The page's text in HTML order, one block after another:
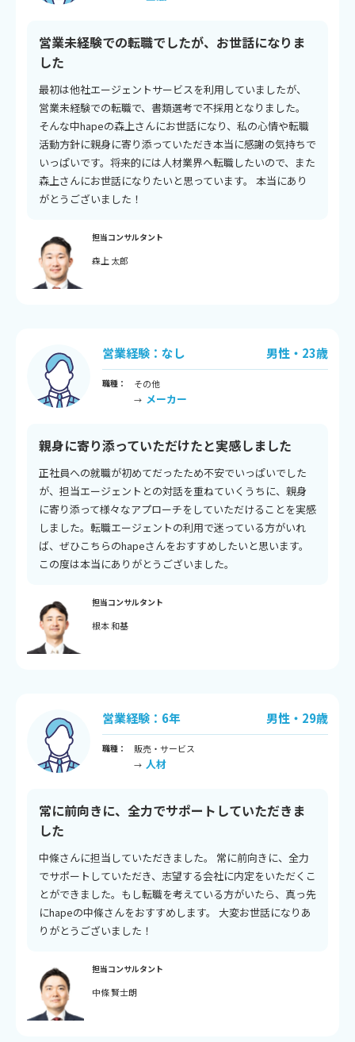
営業未経験での転職でしたが、お世話になりま
した
最初は他社エージェントサービスを利用していましたが、
営業未経験での転職で、書類選考で不採用となりました。
そんな中hapeの森上さんにお世話になり、私の心情や転職
活動方針に親身に寄り添っていただき本当に感謝の気持ちで
いっぱいです。将来的には人材業界へ転職したいので、また
森上さんにお世話になりたいと思っています。 本当にあり
がとうございました！
担当コンサルタント
森上 太郎
営業経験：なし 男性・23歳
職種： その他
→ メーカー
親身に寄り添っていただけたと実感しました
正社員への就職が初めてだったため不安でいっぱいでした
が、担当エージェントとの対話を重ねていくうちに、親身
に寄り添って様々なアプローチをしていただけることを実感
しました。転職エージェントの利用で迷っている方がいれ
ば、ぜひこちらのhapeさんをおすすめしたいと思います。
この度は本当にありがとうございました。
担当コンサルタント
根本 和基
営業経験：6年 男性・29歳
職種： 販売・サービス
→ 人材
常に前向きに、全力でサポートしていただきま
した
中條さんに担当していただきました。 常に前向きに、全力
でサポートしていただき、志望する会社に内定をいただくこ
とができました。もし転職を考えている方がいたら、真っ先
にhapeの中條さんをおすすめします。 大変お世話になりあ
りがとうございました！
担当コンサルタント
中條 賢士朗